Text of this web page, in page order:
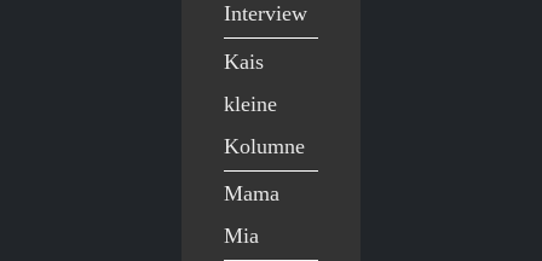
Interview
Kais
kleine
Kolumne
Mama
Mia